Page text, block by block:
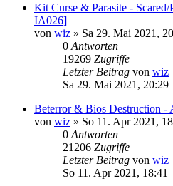
Kit Curse & Parasite -
IA026]
von wiz » Sa 29. Mai 2021,
0 Antworten
19269 Zugriffe
Letzter Beitrag von wiz
Sa 29. Mai 2021, 20:29
Beterror & Bios Destruction -
von wiz » So 11. Apr 2021,
0 Antworten
21206 Zugriffe
Letzter Beitrag von wiz
So 11. Apr 2021, 18:41